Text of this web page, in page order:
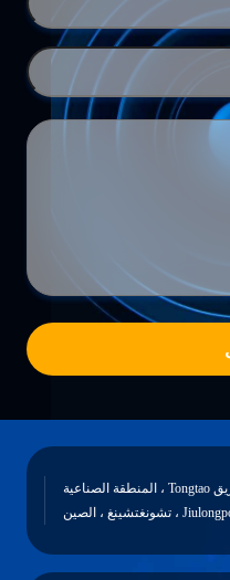
NO.111 ، شمال طريق Tongtao ، المنطقة الصناعية